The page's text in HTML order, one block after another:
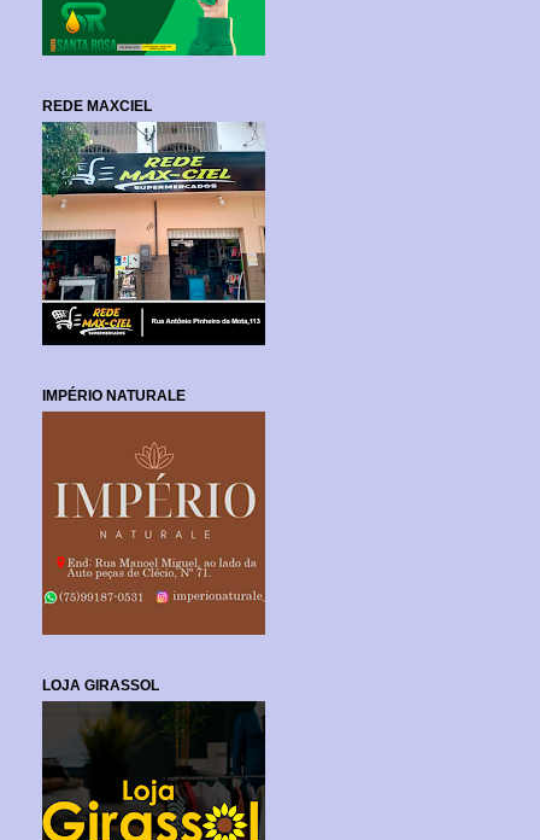
REDE MAXCIEL
IMPÉRIO NATURALE
LOJA GIRASSOL